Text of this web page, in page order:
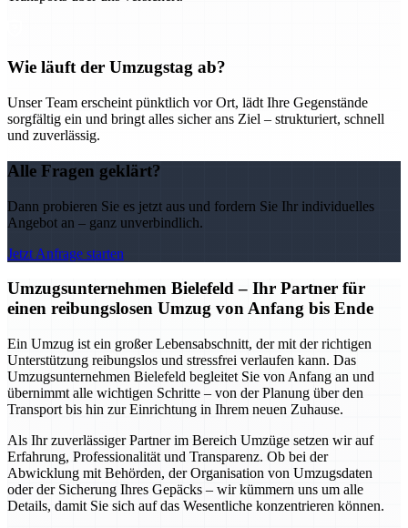
Wie läuft der Umzugstag ab?
Unser Team erscheint pünktlich vor Ort, lädt Ihre Gegenstände
sorgfältig ein und bringt alles sicher ans Ziel – strukturiert, schnell
und zuverlässig.
Alle Fragen geklärt?
Dann probieren Sie es jetzt aus und fordern Sie Ihr individuelles
Angebot an – ganz unverbindlich.
Jetzt Anfrage starten
Umzugsunternehmen Bielefeld – Ihr Partner für
einen reibungslosen Umzug von Anfang bis Ende
Ein Umzug ist ein großer Lebensabschnitt, der mit der richtigen
Unterstützung reibungslos und stressfrei verlaufen kann. Das
Umzugsunternehmen Bielefeld begleitet Sie von Anfang an und
übernimmt alle wichtigen Schritte – von der Planung über den
Transport bis hin zur Einrichtung in Ihrem neuen Zuhause.
Als Ihr zuverlässiger Partner im Bereich Umzüge setzen wir auf
Erfahrung, Professionalität und Transparenz. Ob bei der
Abwicklung mit Behörden, der Organisation von Umzugsdaten
oder der Sicherung Ihres Gepäcks – wir kümmern uns um alle
Details, damit Sie sich auf das Wesentliche konzentrieren können.